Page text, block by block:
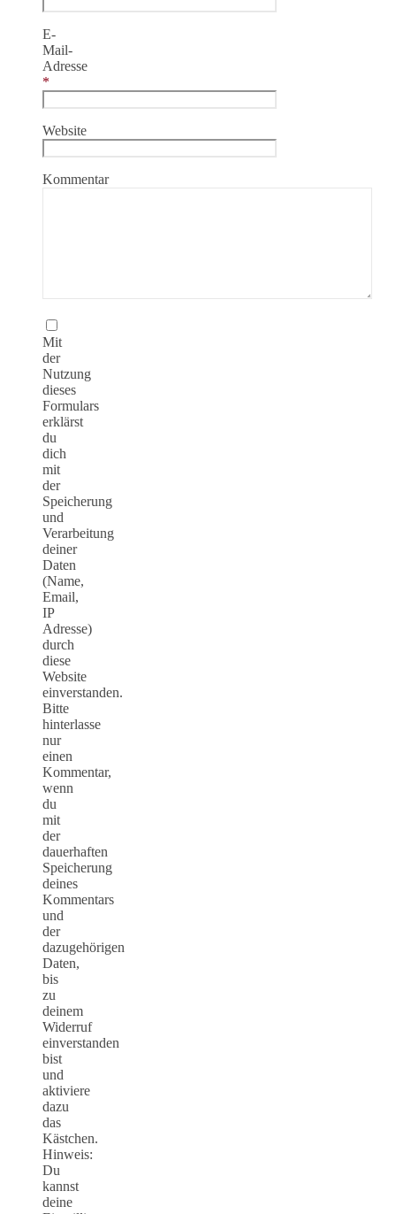
E-
Mail-
Adresse
*
Website
Kommentar
Mit
der
Nutzung
dieses
Formulars
erklärst
du
dich
mit
der
Speicherung
und
Verarbeitung
deiner
Daten
(Name,
Email,
IP
Adresse)
durch
diese
Website
einverstanden.
Bitte
hinterlasse
nur
einen
Kommentar,
wenn
du
mit
der
dauerhaften
Speicherung
deines
Kommentars
und
der
dazugehörigen
Daten,
bis
zu
deinem
Widerruf
einverstanden
bist
und
aktiviere
dazu
das
Kästchen.
Hinweis:
Du
kannst
deine